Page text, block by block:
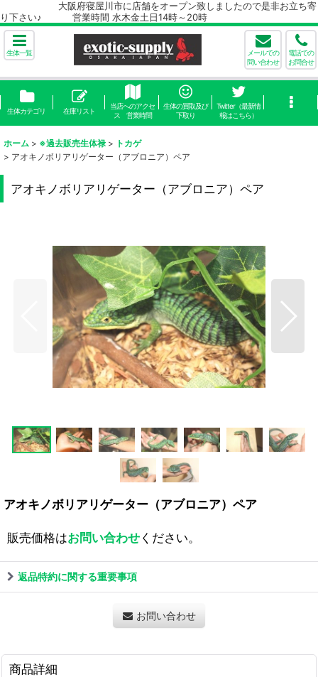
大阪府寝屋川市に店舗をオープン致しましたので是非お立ち寄
り下さい♪ 営業時間 水木金土日14時～20時
生体一覧
メールでの
問い合わせ
電話での
お問合せ
生体カテゴリ 在庫リスト
当店へのアクセ
ス 営業時間
生体の買取及び
下取り
Twitter（最新情
報はこちら）
ホーム > ※過去販売生体禄 > トカゲ
> アオキノボリアリゲーター（アブロニア）ペア
アオキノボリアリゲーター（アブロニア）ペア
アオキノボリアリゲーター（アブロニア）ペア
販売価格はお問い合わせください。
返品特約に関する重要事項
お問い合わせ
商品詳細